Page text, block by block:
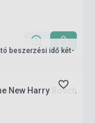
beszerzési idő két-
New Harry Bosch